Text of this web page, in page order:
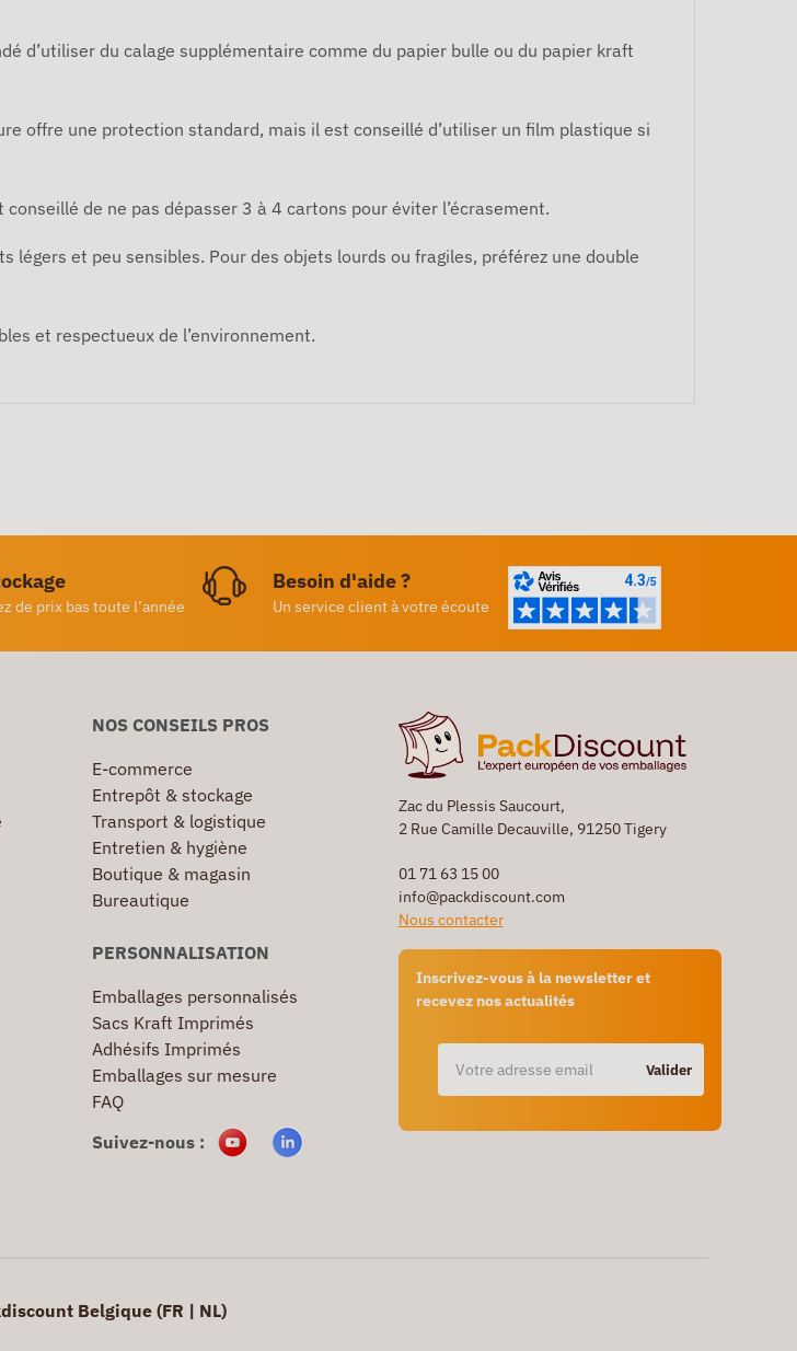
d’utiliser du calage supplémentaire comme du papier bulle ou du papier kraft
offre une protection standard, mais il est conseillé d’utiliser un film plastique si
de ne pas dépasser 3 à 4 cartons pour éviter l’écrasement.
légers et peu sensibles. Pour des objets lourds ou fragiles, préférez une double
et respectueux de l’environnement.
de prix bas toute l’année
Besoin d'aide ?
Un service client à votre écoute
Zac du Plessis Saucourt,
2 Rue Camille Decauville, 91250 Tigery
01 71 63 15 00
info@packdiscount.com
Nous contacter
Inscrivez-vous à la newsletter et
recevez nos actualités
Valider
NOS CONSEILS PROS
E-commerce
Entrepôt & stockage
Transport & logistique
Entretien & hygiène
Boutique & magasin
Bureautique
PERSONNALISATION
Emballages personnalisés
Sacs Kraft Imprimés
Adhésifs Imprimés
Emballages sur mesure
FAQ
Suivez-nous :
Belgique (FR | NL)